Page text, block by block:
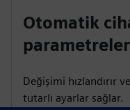
Otomatik
Değişimi hızlandırır
tutarlı ayarlar sağlar.